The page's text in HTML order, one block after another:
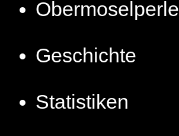
Obermoselperle
Geschichte
Statistiken